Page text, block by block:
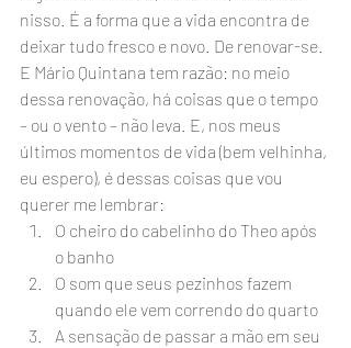
nisso. É a forma que a vida encontra de
deixar tudo fresco e novo. De renovar-se.
E Mário Quintana tem razão: no meio
dessa renovação, há coisas que o tempo
– ou o vento – não leva. E, nos meus
últimos momentos de vida (bem velhinha,
eu espero), é dessas coisas que vou
querer me lembrar:
O cheiro do cabelinho do Theo após
o banho
O som que seus pezinhos fazem
quando ele vem correndo do quarto
A sensação de passar a mão em seu